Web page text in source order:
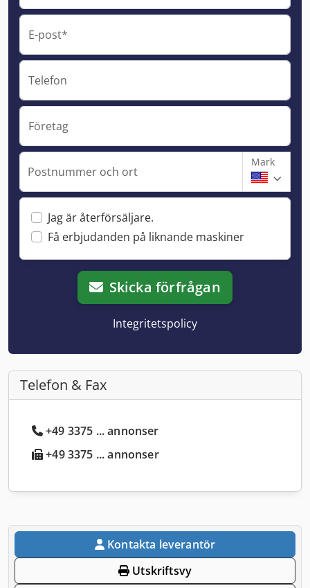
E-post*
Telefon
Företag
Postnummer och ort
Mark
Jag är återförsäljare.
Få erbjudanden på liknande maskiner
Skicka förfrågan
Integritetspolicy
Telefon & Fax
+49 3375 ... annonser
+49 3375 ... annonser
Kontakta leverantör
Utskriftsvy